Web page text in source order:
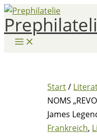
Zum
Inhalt
springen
Start/
NOMS
James
Frankreich,